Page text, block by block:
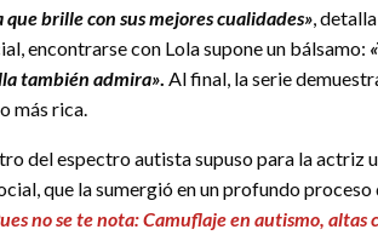
brille con sus mejores cualidades», detalla
encontrarse con Lola supone un bálsamo:
también admira». Al final, la serie
más rica.
del espectro autista supuso para la actriz
que la sumergió en un profundo
no se te nota: Camuflaje en autismo, altas